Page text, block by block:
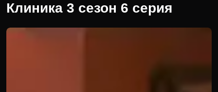
Клиника 3 сезон 6 серия